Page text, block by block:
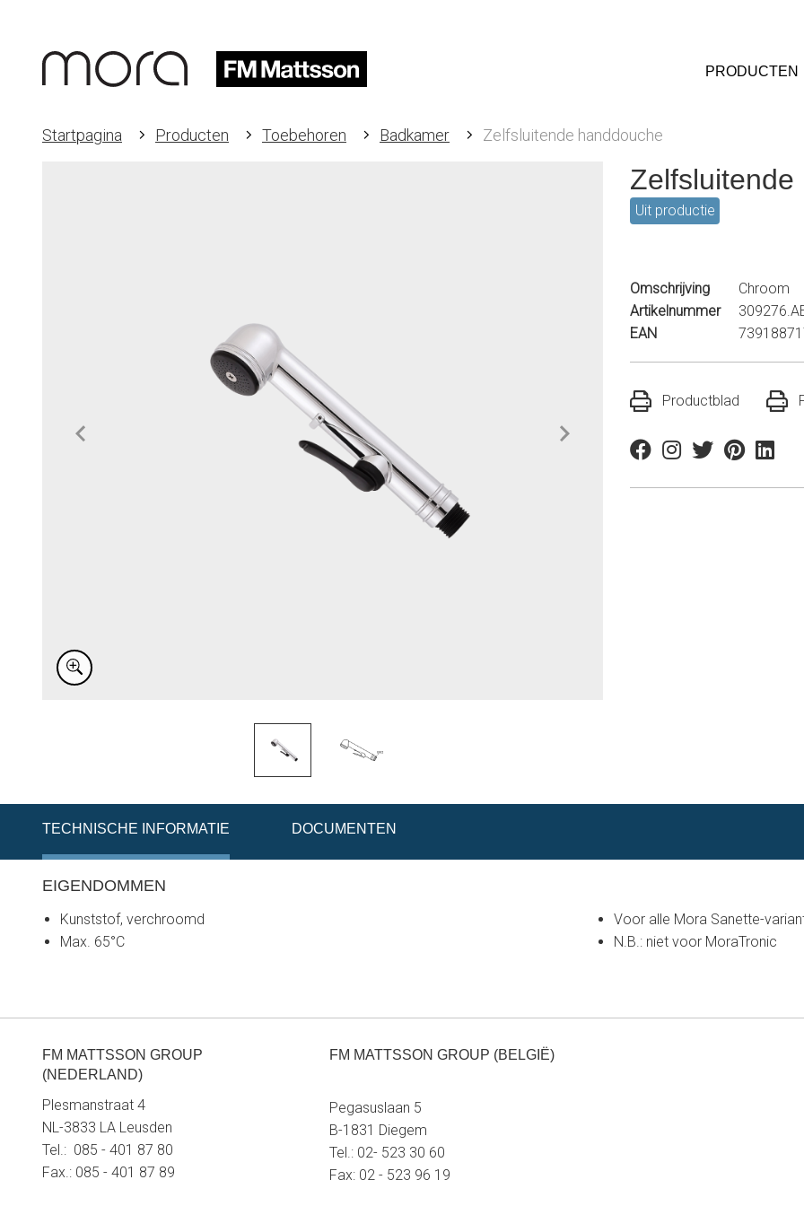
PRODUCTEN
Startpagina Producten Toebehoren Badkamer Zelfsluitende handdouche
Uit productie
Omschrijving
Chroom
Artikelnummer
EAN
Productblad
FacebookInstagram
TwitterPinterest
TECHNISCHE INFORMATIE DOCUMENTEN
EIGENDOMMEN
Kunststof, verchroomd
Max. 65°C
Voor alle Mora Sanette-
N.B.: niet voor MoraTronic
FM MATTSSON GROUP
(NEDERLAND)
Plesmanstraat 4
NL-3833 LA Leusden
Tel.: 085 - 401 87 80
Fax.: 085 - 401 87 89
FM MATTSSON GROUP (BELGIË)
Pegasuslaan 5
B-1831 Diegem
Tel.: 02- 523 30 60
Fax: 02 - 523 96 19